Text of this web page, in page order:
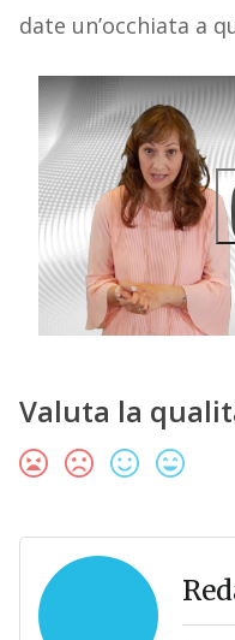
date un’occhiata a
Valuta la